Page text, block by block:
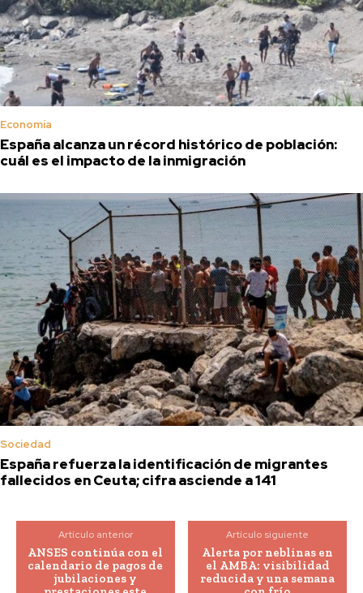
Economía
España alcanza un récord histórico de población:
cuál es el impacto de la inmigración
Sociedad
España refuerza la identificación de migrantes
fallecidos en Ceuta; cifra asciende a 141
Artículo anterior
ANSES continúa con el
calendario de pagos de
jubilaciones y
Artículo siguiente
Alerta por neblinas en
el AMBA: visibilidad
reducida y una semana